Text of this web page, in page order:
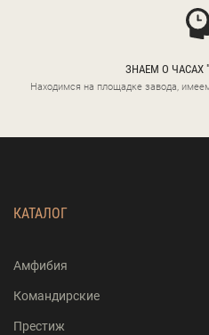
ЗНАЕМ О ЧАСАХ
Находимся на площадке завода,
КАТАЛОГ
Амфибия
Командирские
Престиж